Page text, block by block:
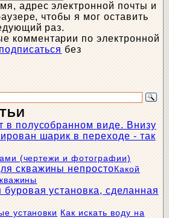
адрес электронной почты и
чтобы я мог оставить
раз.
комментарии по электронной
подписаться без
(чертежи и фотографии)
Какой
установки Как искать воду на